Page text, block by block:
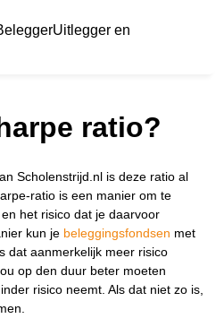
en
ratio?
Scholenstrijd.nl is deze ratio al
ratio is een manier om te
en het risico dat je daarvoor
kun je beleggingsfondsen met
dat aanmerkelijk meer risico
op den duur beter moeten
risico neemt. Als dat niet zo is,